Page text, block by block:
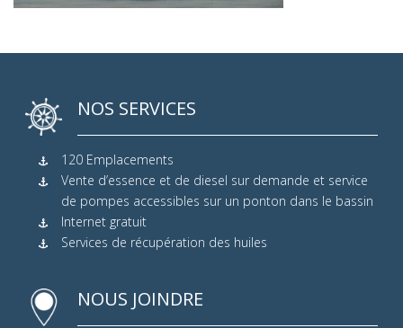
NOS SERVICES
120 Emplacements
Vente d’essence et de diesel sur demande et service
de pompes accessibles sur un ponton dans le bassin
Internet gratuit
Services de récupération des huiles
NOUS JOINDRE